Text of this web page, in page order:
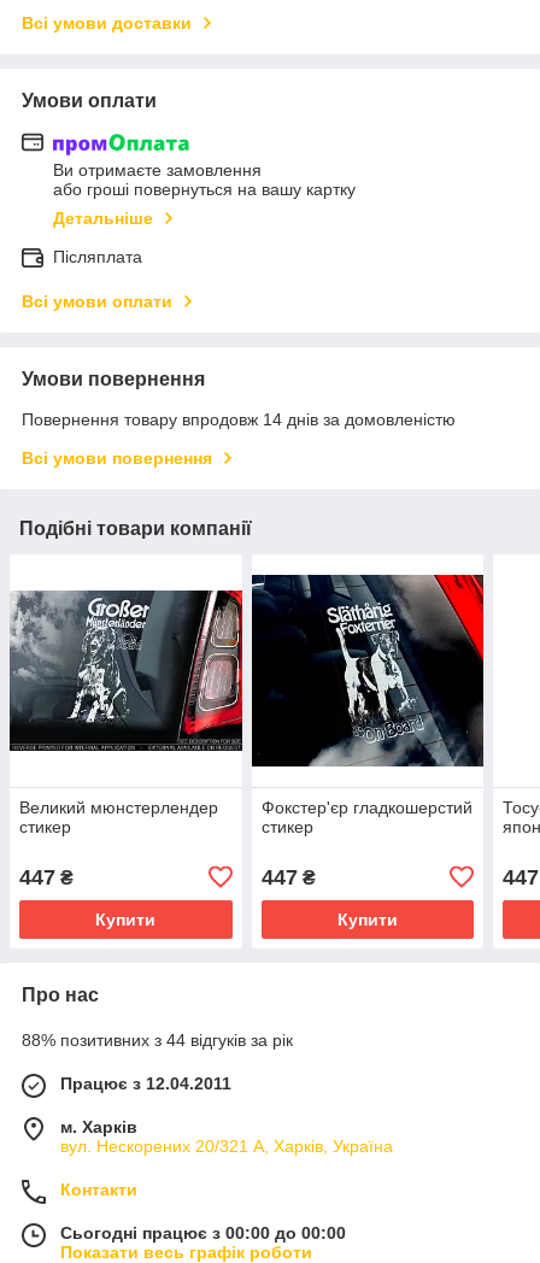
Всі умови доставки
Умови оплати
Ви отримаєте замовлення
або гроші повернуться на вашу картку
Детальніше
Післяплата
Всі умови оплати
Умови повернення
Повернення товару впродовж 14 днів за домовленістю
Всі умови повернення
Подібні товари компанії
Великий мюнстерлендер
стикер
447 ₴
Купити
Фокстер'єр гладкошерстий
стикер
447₴
Купити
447
Про нас
88% позитивних з 44 відгуків за рік
Працює з 12.04.2011
м. Харків
вул. Нескорених 20/321 А, Харків, Україна
Контакти
Сьогодні працює з 00:00 до 00:00
Показати весь графік роботи